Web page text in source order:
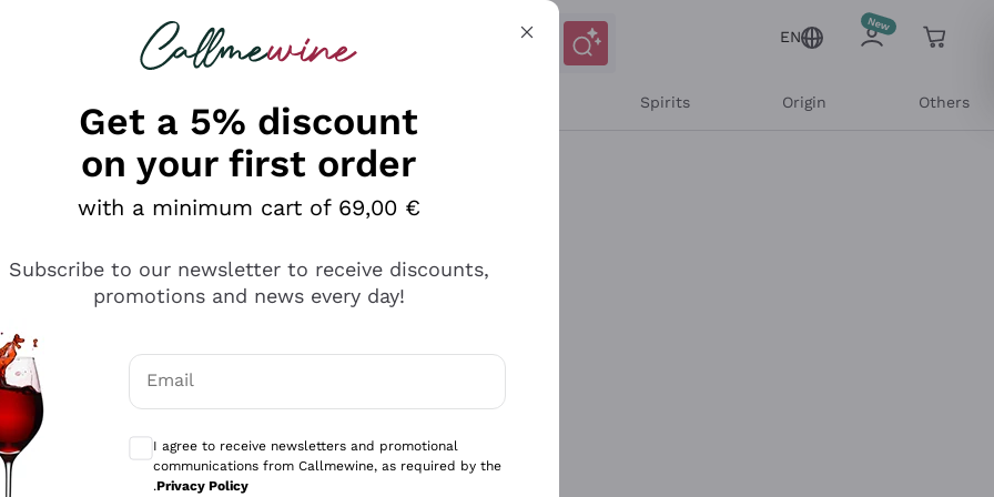
looking for
EN
Spirits Origin Others
Get a 5% discount
on your first order
with a minimum cart of 69,00 €
Subscribe to our newsletter to receive discounts,
promotions and news every day!
Email
I agree to receive newsletters and promotional
communications from Callmewine, as required by the
.Privacy Policy